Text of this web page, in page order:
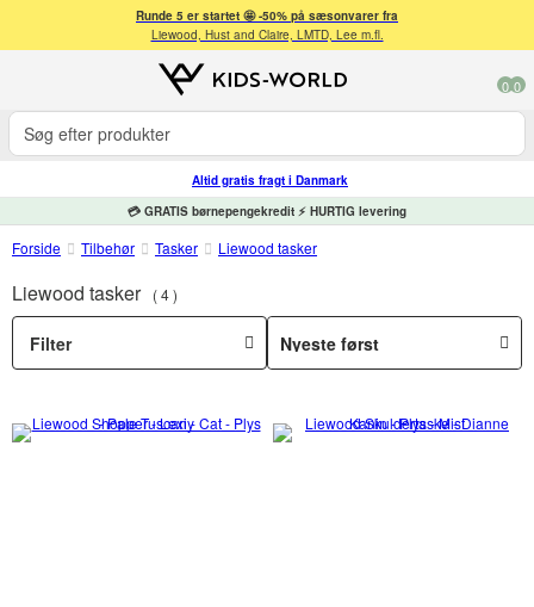
Runde 5 er startet 🤩 -50% på sæsonvarer fra
Liewood, Hust and Claire, LMTD, Lee m.fl.
0 0
Altid gratis fragt i Danmark
💳 GRATIS børnepengekredit ⚡ HURTIG levering
Forside Tilbehør Tasker Liewood tasker
Liewood tasker 4
Filter